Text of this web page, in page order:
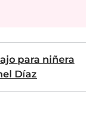
para niñera
Díaz